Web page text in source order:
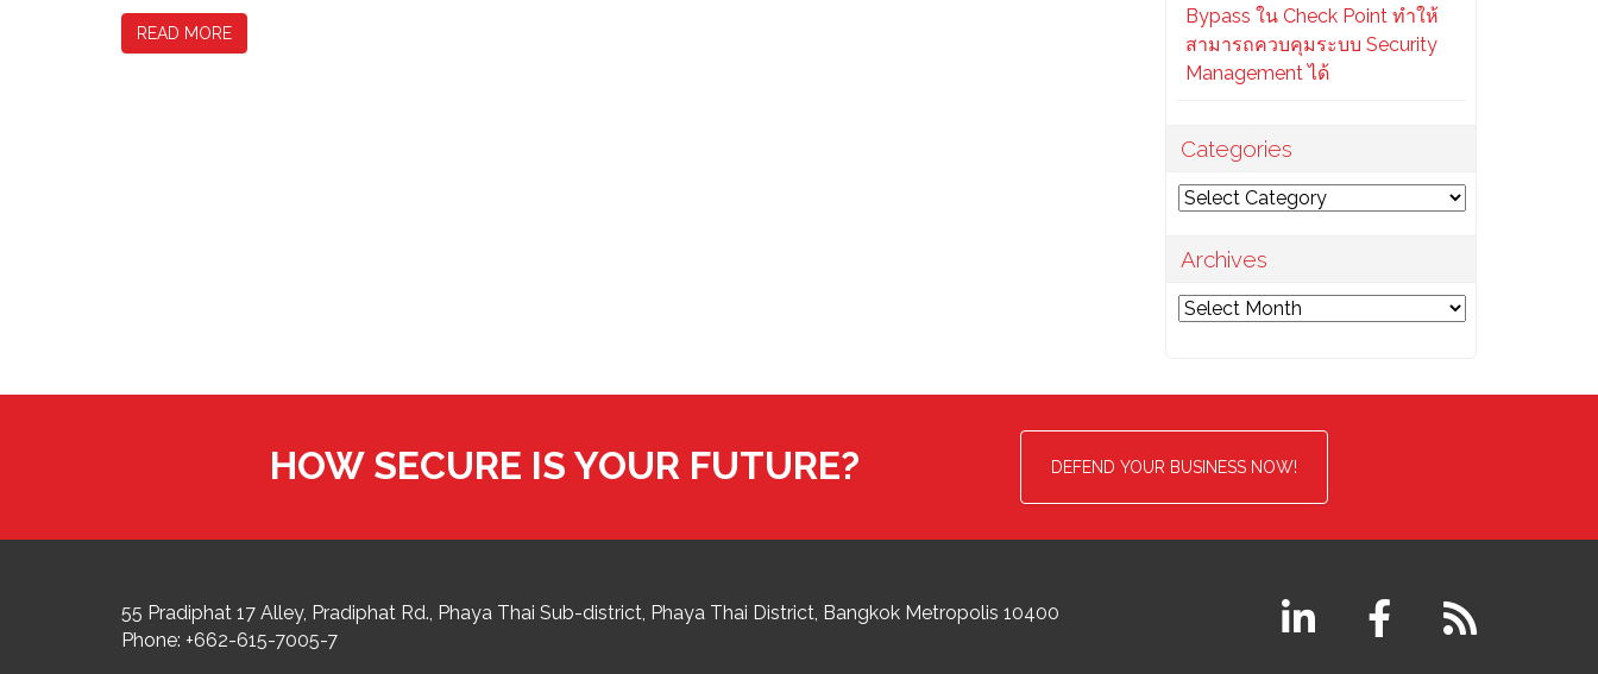
READ MORE
Bypass ใน Check Point ทำให้
สามารถควบคุมระบบ Security
Management ได้
Categories
Categories
Archives
Archives
HOW SECURE IS YOUR FUTURE? DEFEND YOUR BUSINESS NOW!
55 Pradiphat 17 Alley, Pradiphat Rd., Phaya Thai Sub-district Phaya Thai District, Bangkok Metropolis 10400
Phone: +662-615-7005-7